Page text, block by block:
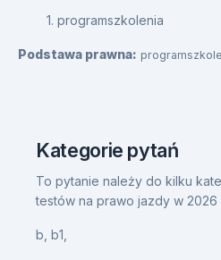
1. programszkolenia
Podstawa prawna:
Kategorie pytań
To pytanie należy do kilku
testów na prawo jazdy w 2026
b, b1,